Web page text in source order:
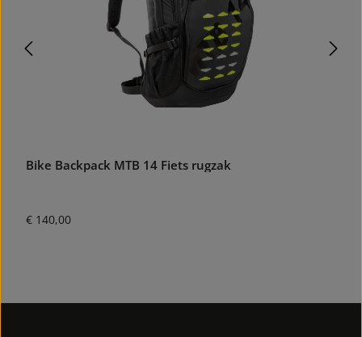
Bike Backpack MTB 14 Fiets rugzak
Normale prijs:
€ 140,00